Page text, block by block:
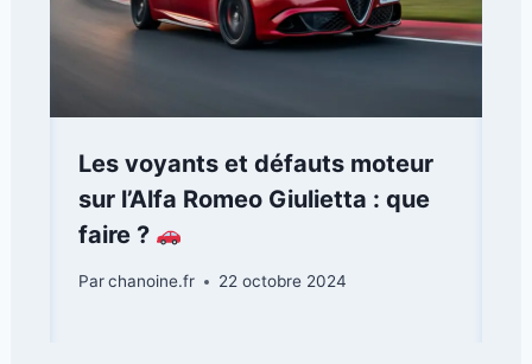
Les voyants et défauts moteur
sur l’Alfa Romeo Giulietta : que
faire ?
Parchanoine.fr 22 octobre 2024